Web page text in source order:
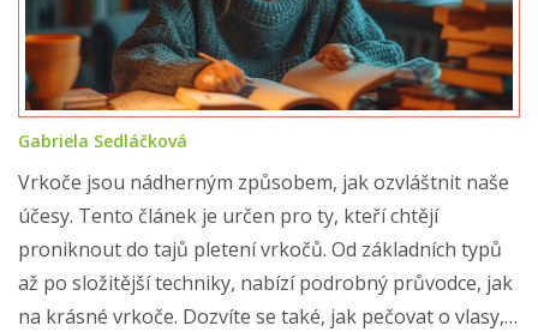
Gabriela Sedláčková
Vrkoče jsou nádherným způsobem, jak ozvláštnit naše
účesy. Tento článek je určen pro ty, kteří chtějí
proniknout do tajů pletení vrkočů. Od základních typů
až po složitější techniky, nabízí podrobný průvodce, jak
na krásné vrkoče. Dozvíte se také, jak pečovat o vlasy,